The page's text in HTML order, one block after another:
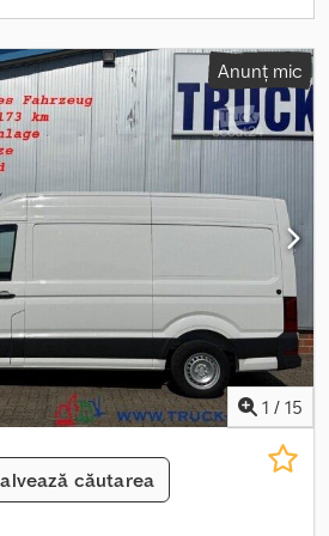
LED pe extensia frontală
scule inox (dreapta) Accesorii Meiller:
Inspecția de predare Covorașe de
suplimentare, echipa noastră de
Finanțare prin partenerii noștri bancari
cu caracter neangajant. Vânzarea
sunt rezervate. Informații
Informații tehnice...
Anunț mic
1 / 15
Hochdach +
căutarea